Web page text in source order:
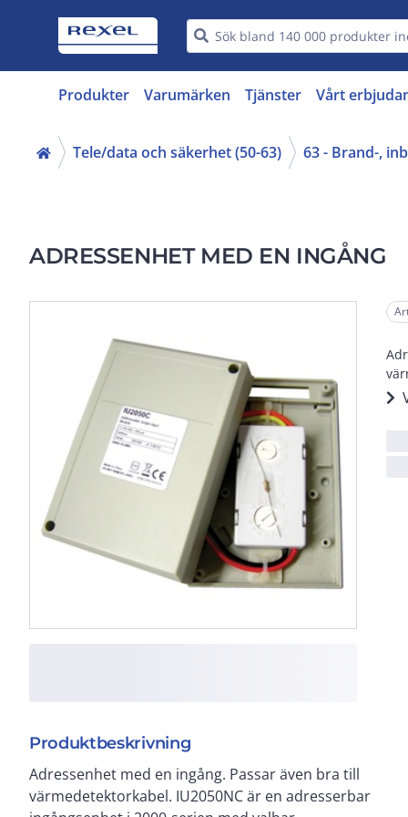
Produkter Varumärken Tjänster Vårt
Tele/data och säkerhet (50-63) 63 - Brand-,
ADRESSENHET MED EN INGÅNG
Produktbeskrivning
Adressenhet med en ingång. Passar även bra till
värmedetektorkabel. IU2050NC är en adresserbar
linjeövervakning för att övervaka normalt öppna eller
normalt slutna kontakter. Enheten är slingdriven och